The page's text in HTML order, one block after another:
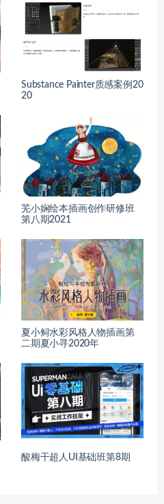
Substance Painter质感案例20
20
芜小娴绘本插画创作研修班
第八期2021
夏小鲟水彩风格人物插画第
二期夏小寻2020年
酸梅干超人UI基础班第8期